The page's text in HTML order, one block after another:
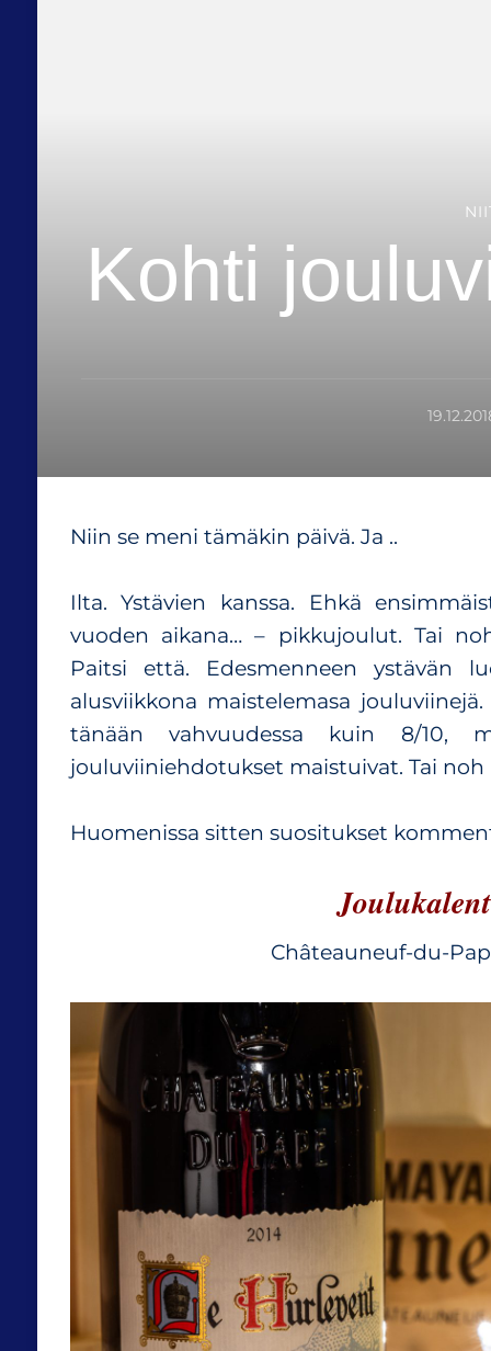
Kohti
Niin se meni tämäkin päivä. Ja ..
Ilta. Ystävien kanssa. Ehkä
vuoden aikana… – pikkujoulut. Tai
Paitsi että. Edesmenneen ystävän
alusviikkona maistelemasa
tänään vahvuudessa kuin 8/10,
jouluviiniehdotukset maistuivat. Tai noh
Huomenissa sitten suositukset
Châteauneuf-du-